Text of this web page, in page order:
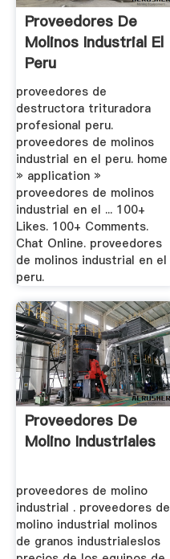
Proveedores De
Molinos Industrial El
Peru
proveedores de
destructora trituradora
profesional peru.
proveedores de molinos
industrial en el peru. home
» application »
proveedores de molinos
industrial en el ... 100+
Likes. 100+ Comments.
Chat Online. proveedores
de molinos industrial en el
peru.
Proveedores De
Molino Industriales
proveedores de molino
industrial . proveedores de
molino industrial molinos
de granos industrialeslos